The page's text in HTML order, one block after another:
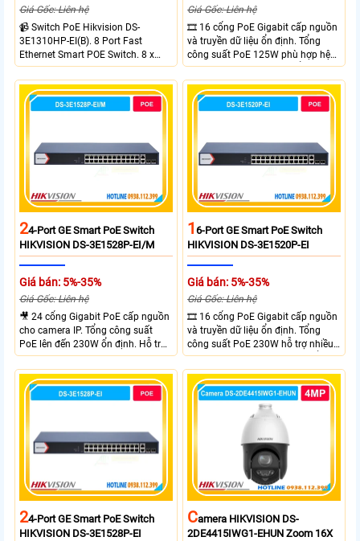
Giá Gốc: Liên hệ
📹 Switch PoE Hikvision DS-
3E1310HP-EI(B). 8 Port Fast
Ethernet Smart POE Switch. 8 x
10/100M PoE Ports, 2 x Gigabit
Uplink Ports.
Giá Gốc: Liên hệ
🎞 16 cổng PoE Gigabit cấp nguồn
và truyền dữ liệu ổn định. Tổng
công suất PoE 125W phù hợp hệ
thống camera IP vừa. 2 cổng RJ45
Gigabit và 2 cổng quang SFP mở
rộng linh hoạt. Hỗ trợ truyền PoE
xa tối đa lên đến 300 mét.
24-Port GE Smart PoE Switch
HIKVISION DS-3E1528P-EI/M
Giá bán: 5%-35%
Giá Gốc: Liên hệ
🎥 24 cổng Gigabit PoE cấp nguồn
cho camera IP. Tổng công suất
PoE lên đến 230W ổn định. Hỗ trợ
truyền PoE xa đến 300 mét. Băng
thông chuyển mạch đạt 68 Gbps
mạnh mẽ.
16-Port GE Smart PoE Switch
HIKVISION DS-3E1520P-EI
Giá bán: 5%-35%
Giá Gốc: Liên hệ
🎞 16 cổng PoE Gigabit cấp nguồn
và truyền dữ liệu ổn định. Tổng
công suất PoE 230W hỗ trợ nhiều
thiết bị cùng lúc. Tốc độ chuyển
mạch 68Gbps đảm bảo hiệu suất
cao ổn định. Hỗ trợ truyền PoE xa
lên đến 300m cho hệ thống
24-Port GE Smart PoE Switch
HIKVISION DS-3E1528P-EI
CAmera HIKVISION DS-
2DE4415IWG1-EHUN Zoom 16X